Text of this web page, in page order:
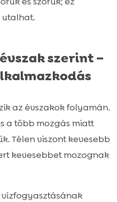
szerint –
az évszakok folyamán.
a több mozgás miatt
Télen viszont kevesebb
kevesebbet mozognak